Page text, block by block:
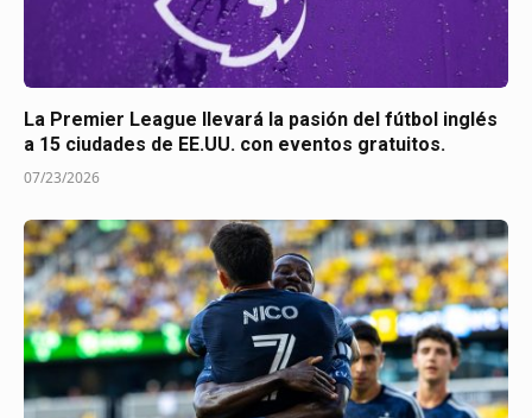
La Premier League llevará la pasión del fútbol inglés
a 15 ciudades de EE.UU. con eventos gratuitos.
07/23/2026